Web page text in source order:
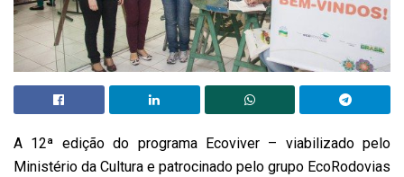
A 12ª edição do programa Ecoviver – viabilizado pelo
Ministério da Cultura e patrocinado pelo grupo EcoRodovias